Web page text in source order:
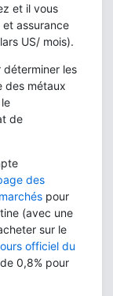
et il vous
assurance
US/ mois).
les
des métaux
de
des
pour
(avec une
sur le
officiel du
0,8% pour